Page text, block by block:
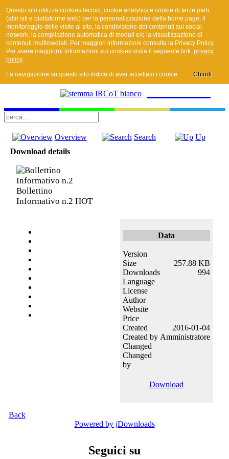
I.R.Co.T.
I.R.Co.T.
Overview Search
Up
Download details
Bollettino
Informativo n.2 HOT
Data
Version
Size
257.88 KB
Downloads
994
Language
License
Author
Website
Price
Created
2016-01-04
Created by Amministratore
Changed
Changed
by
Download
Back
Powered by jDownloads
Seguici su
Questo sito utilizza cookies tecnici, cookie analytics e cookie di terze parti
(altri siti e piattaforme web) per la personalizzazione della home page, il
monitoraggio delle visite al sito, la condivisione dei contenuti sui social
network, la compilazione automatica di moduli e/o la visualizzazione di
contenuti multimediali. Per maggiori informazioni consulta la Privacy Policy.
Per avere maggiorni informazioni sui cookies visita il seguente link: privacy
policy.
La navigazione su questo sito indica di aver accettato i cookie. Chiudi